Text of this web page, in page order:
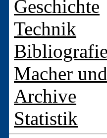
Geschichte
Technik
Macher
Archive
Statistik